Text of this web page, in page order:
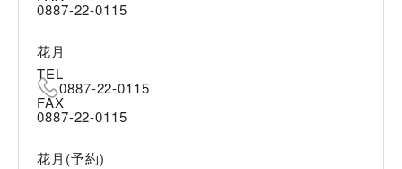
0887-22-0115
花月
TEL
0887-22-0115
FAX
0887-22-0115
花月(予約)